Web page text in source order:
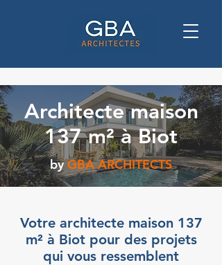
Architecte maison
137 m² à Biot
by GBA ARCHITECTS
Votre architecte maison 137
m² à Biot pour des projets
qui vous ressemblent